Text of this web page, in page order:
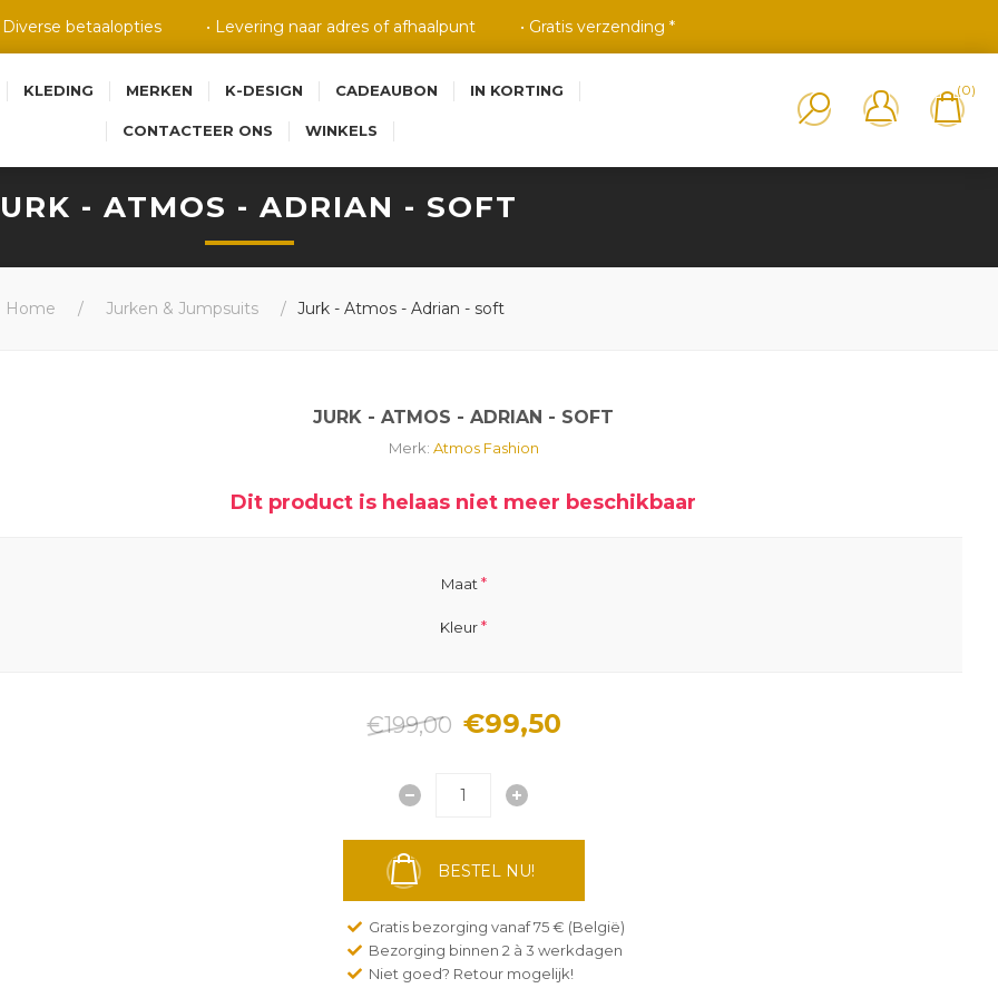
Diverse betaalopties • Levering naar adres of afhaalpunt • Gratis verzending *
KLEDING MERKEN K-DESIGN CADEAUBON IN KORTING
CONTACTEER ONS WINKELS
(0)
Home / Jurken & Jumpsuits / Jurk - Atmos - Adrian - soft
- ATMOS - ADRIAN - SOFT
JURK - ATMOS - ADRIAN - SOFT
Merk: Atmos Fashion
Dit product is helaas niet meer beschikbaar
Maat *
Kleur*
€199,00 €99,50
BESTEL NU!
Gratis bezorging vanaf 75 € (België)
Bezorging binnen 2 à 3 werkdagen
Niet goed? Retour mogelijk!